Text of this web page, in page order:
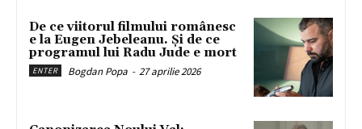
De ce viitorul filmului românesc
e la Eugen Jebeleanu. Și de ce
programul lui Radu Jude e mort
ENTER Bogdan Popa - 27 aprilie 2026